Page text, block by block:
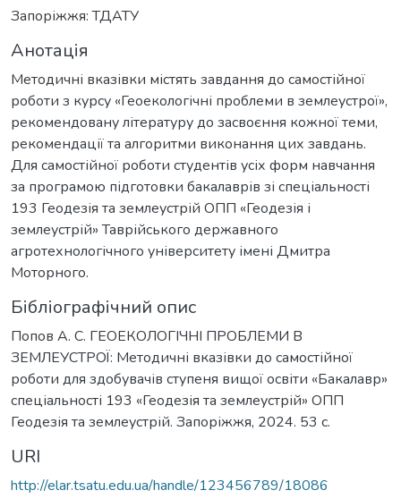
Запоріжжя: ТДАТУ
Анотація
Методичні вказівки містять завдання до самостійної
роботи з курсу «Геоекологічні проблеми в землеустрої»,
рекомендовану літературу до засвоєння кожної теми,
рекомендації та алгоритми виконання цих завдань.
Для самостійної роботи студентів усіх форм навчання
за програмою підготовки бакалаврів зі спеціальності
193 Геодезія та землеустрій ОПП «Геодезія і
землеустрій» Таврійського державного
агротехнологічного університету імені Дмитра
Моторного.
Бібліографічний опис
Попов А. С. ГЕОЕКОЛОГІЧНІ ПРОБЛЕМИ В
ЗЕМЛЕУСТРОЇ: Методичні вказівки до самостійної
роботи для здобувачів ступеня вищої освіти «Бакалавр»
спеціальності 193 «Геодезія та землеустрій» ОПП
Геодезія та землеустрій. Запоріжжя, 2024. 53 с.
URI
http://elar.tsatu.edu.ua/handle/123456789/18086